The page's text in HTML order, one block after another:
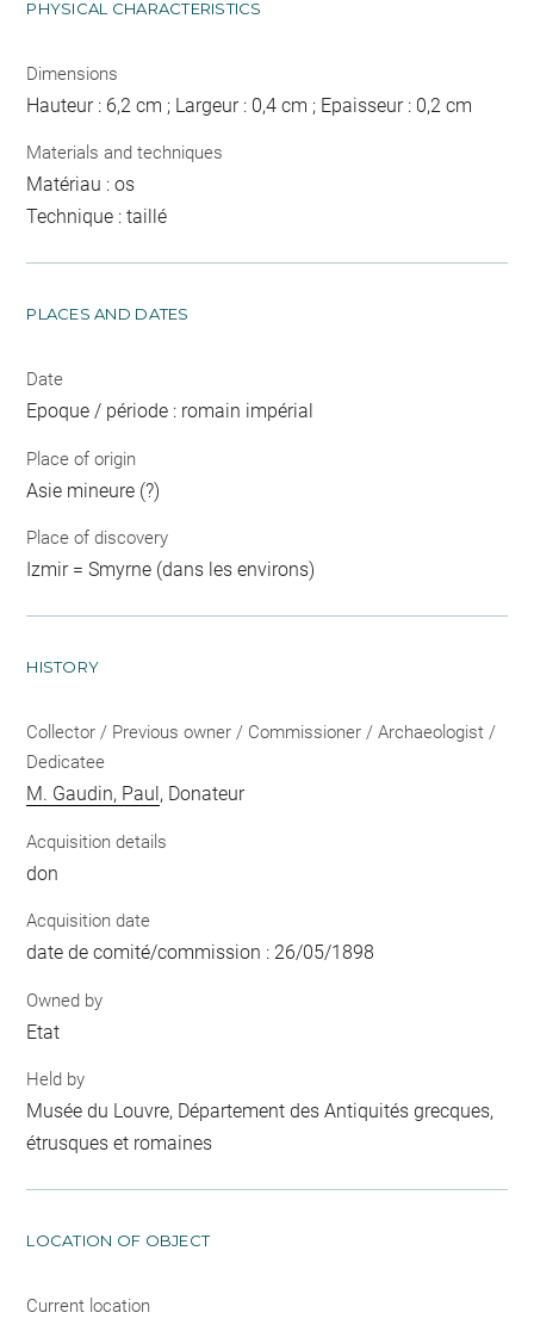
PHYSICAL CHARACTERISTICS
Dimensions
Hauteur : 6,2 cm ; Largeur : 0,4 cm ; Epaisseur : 0,2 cm
Materials and techniques
Matériau : os
Technique : taillé
PLACES AND DATES
Date
Epoque / période : romain impérial
Place of origin
Asie mineure (?)
Place of discovery
Izmir = Smyrne (dans les environs)
HISTORY
Collector / Previous owner / Commissioner / Archaeologist /
Dedicatee
M. Gaudin, Paul, Donateur
Acquisition details
don
Acquisition date
date de comité/commission : 26/05/1898
Owned by
Etat
Held by
Musée du Louvre, Département des Antiquités grecques,
étrusques et romaines
LOCATION OF OBJECT
Current location